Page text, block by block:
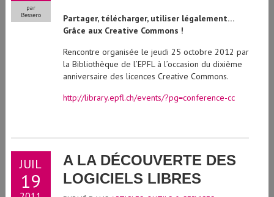
par
Bessero
Partager, télécharger, utiliser légalement…
Grâce aux Creative Commons !
Rencontre organisée le jeudi 25 octobre 2012 par
la Bibliothèque de l’EPFL à l’occasion du dixième
anniversaire des licences Creative Commons.
http://library.epfl.ch/events/?pg=conference-cc
JUIL
19
A LA DÉCOUVERTE DES
LOGICIELS LIBRES